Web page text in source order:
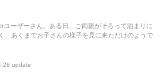
ユーザーさん。ある日、ご両親がそろって泊まりに
、あくまでお子さんの様子を見に来ただけのようで
update